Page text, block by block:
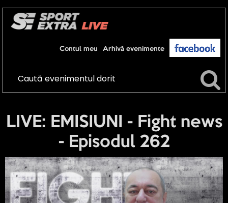
Arhivă evenimente
Contul meu
LIVE: EMISIUNI - Fight news
- Episodul 262